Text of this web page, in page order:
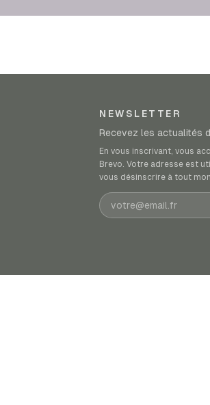
NEWSLETTER
Recevez les actualités
En vous inscrivant, vous
Brevo. Votre adresse est
vous désinscrire à tout
Adresse e-mail